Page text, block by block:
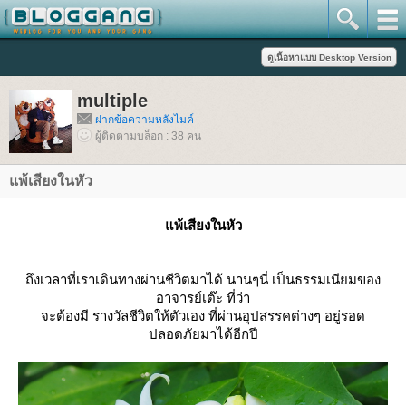
multiple
ฝากข้อความหลังไมค์
ผู้ติดตามบล็อก : 38 คน
พ้เสียงในหัว
พ้เสียงในหัว
ถึงเวลาที่เราเดินทางผ่านชีวิตมาได้ นานๆนี่ เป็นธรรมเนียมของ
อาจารย์เต๊ะ ที่ว่า
จะต้องมี รางวัลชีวิตให้ตัวเอง ที่ผ่านอุปสรรคต่างๆ อยู่รอด
ปลอดภัยมาได้อีกปี